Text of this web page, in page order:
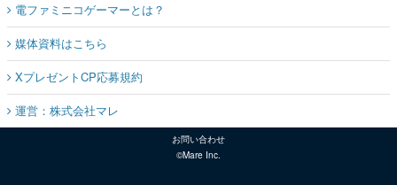
電ファミニコゲーマーとは？
媒体資料はこちら
XプレゼントCP応募規約
運営：株式会社マレ
お問い合わせ
©Mare Inc.